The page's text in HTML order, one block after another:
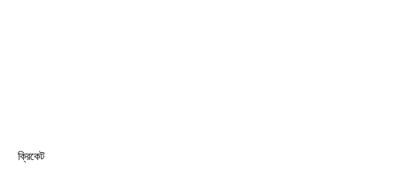
ক্রিকেট